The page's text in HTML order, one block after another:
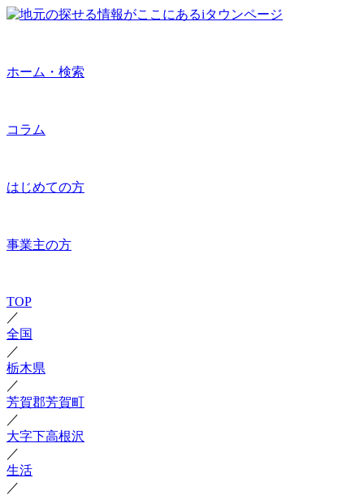
ホーム・検索
コラム
はじめての方
事業主の方
TOP
／
全国
／
栃木県
／
芳賀郡芳賀町
／
大字下高根沢
／
生活
／